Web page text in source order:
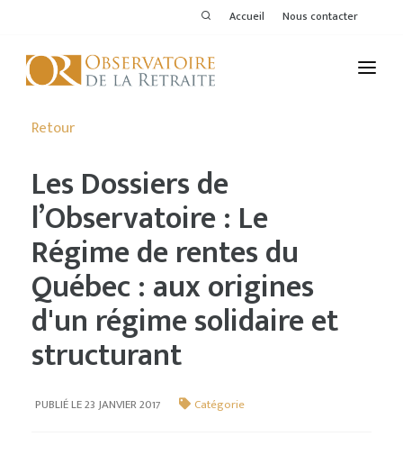
Accueil Nous contacter
ACTIVITÉS
THÉMATIQUES
MEMBRES
SERVICES DE L'OR
VOIR LE DERNIER BULLETIN
Retour
Les Dossiers de
l’Observatoire : Le
Régime de rentes du
Québec : aux origines
d'un régime solidaire et
structurant
PUBLIÉ LE 23 JANVIER 2017 Catégorie